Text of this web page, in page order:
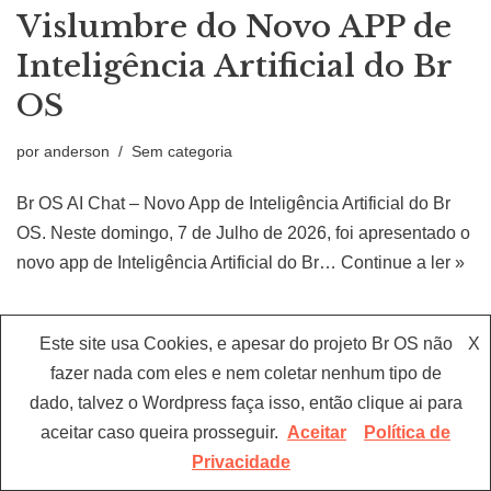
Vislumbre do Novo APP de
Inteligência Artificial do Br
OS
por anderson Sem categoria
Br OS AI Chat – Novo App de Inteligência Artificial do Br
OS. Neste domingo, 7 de Julho de 2026, foi apresentado o
novo app de Inteligência Artificial do Br… Continue a ler »
| Movido aWordPress
Este site usa Cookies, e apesar do projeto Br OS não
fazer nada com eles e nem coletar nenhum tipo de
dado, talvez o Wordpress faça isso, então clique ai para
aceitar caso queira prosseguir.
X
Aceitar
Política de
Privacidade